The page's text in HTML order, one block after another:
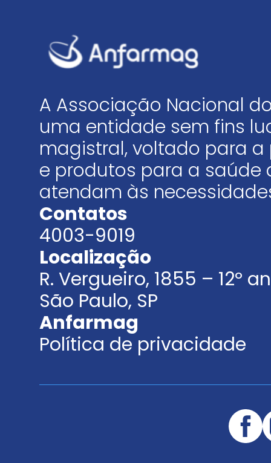
A Associação Nacional
uma entidade sem fins
magistral, voltado para
e produtos para a saúde
atendam às
Contatos
4003-9019
Localização
R. Vergueiro, 1855 – 12º
São Paulo, SP
Anfarmag
Política de privacidade